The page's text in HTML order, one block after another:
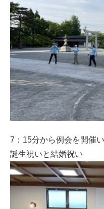
7：15分から例会を開催
誕生祝いと結婚祝い